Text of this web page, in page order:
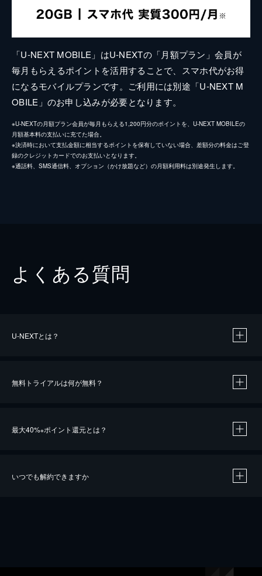
「U-NEXT MOBILE」はU-NEXTの「月額プラン」会員が
毎月もらえるポイントを活用することで、スマホ代がお得
になるモバイルプランです。ご利用には別途「U-NEXT M
OBILE」のお申し込みが必要となります。
※U-NEXTの月額プラン会員が毎月もらえる1,200円分のポイントを、U-NEXT MOBILEの
月額基本料の支払いに充てた場合。
※決済時において支払金額に相当するポイントを保有していない場合、差額分の料金はご登
録のクレジットカードでのお支払いとなります。
※通話料、SMS通信料、オプション（かけ放題など）の月額利用料は別途発生します。
よくある質問
U-NEXTとは？
無料トライアルは何が無料？
最大40%※ポイント還元とは？
いつでも解約できますか